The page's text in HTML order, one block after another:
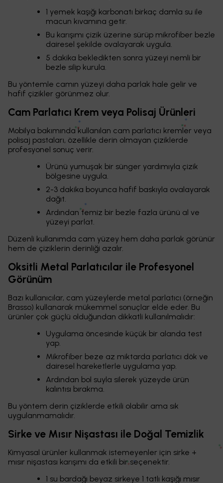
1 yemek kaşığı karbonatı birkaç damla su ile
macun kıvamına getir.
Bu karışımı çizik üzerine sürüp mikrofiber bezle
dairesel şekilde ovalayarak uygula.
5 dakika bekledikten sonra yüzeyi nemli bir
bezle silip kurula.
Bu yöntemle camın yüzeyi daha parlak hale gelir ve
hafif çizikler görünmez olur.
Cam Parlatıcı Krem veya Polisaj Ürünleri
Mobilya bakımında kullanılan cam parlatıcı kremler veya
polisaj pastaları, özellikle derin olmayan çiziklerde
profesyonel sonuç verir.
Ürünü yumuşak bir sünger yardımıyla çizik
bölgesine uygula.
2-3 dakika boyunca hafif baskıyla ovalayarak
dağıt.
Ardından temiz bir bezle fazla ürünü al ve
yüzeyi parlat.
Düzenli kullanımda cam yüzey hem daha parlak görünür
hem de çiziklerin derinliği azalır.
Oksitli Metal Parlatıcılar ile Profesyonel
Görünüm
Bazı kullanıcılar, cam yüzeylerde metal parlatıcı (örneğin
Brasso) kullanarak mükemmel sonuçlar elde eder. Bu
ürünler çok güçlü olduğundan dikkatli kullanılmalıdır:
Uygulama öncesinde küçük bir alanda test
yap.
Mikrofiber beze az miktarda parlatıcı dök ve
dairesel hareketlerle uygulama yap.
Ardından bol suyla silerek yüzeyde ürün
kalıntısı bırakma.
Bu yöntem derin çiziklerde etkili olabilir ama sık
uygulanmamalıdır.
Sirke ve Mısır Nişastası ile Doğal Temizlik
Kimyasal ürünler kullanmak istemeyenler için sirke +
mısır nişastası karışımı da etkili bir seçenektir.
1 su bardağı beyaz sirkeye 1 tatlı kaşığı mısır